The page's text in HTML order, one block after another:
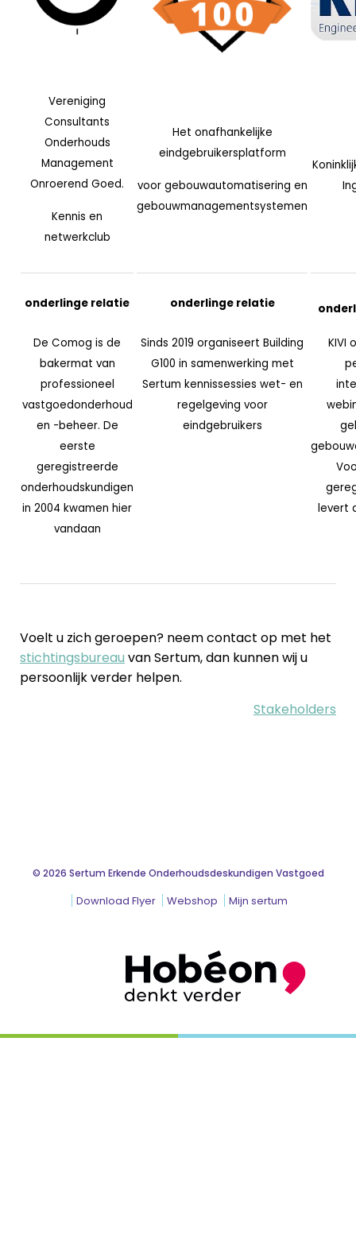
Vereniging
Consultants
Onderhouds
Management
Onroerend Goed.
Kennis en
netwerkclub
Het onafhankelijke
eindgebruikersplatform
voor gebouwautomatisering en
gebouwmanagementsystemen
onderlinge relatie onderlinge relatie
De Comog is de
bakermat van
professioneel
vastgoedonderhoud
en -beheer. De
eerste
geregistreerde
onderhoudskundigen
in 2004 kwamen hier
vandaan
Sinds 2019 organiseert Building
G100 in samenwerking met
Sertum kennissessies wet- en
regelgeving voor
eindgebruikers
KIVI
levert
Voelt u zich geroepen? neem contact op met het
stichtingsbureau van Sertum, dan kunnen wij u
persoonlijk verder helpen.
Stakeholders
© 2026 Sertum Erkende Onderhoudsdeskundigen Vastgoed
Download Flyer Webshop Mijn sertum